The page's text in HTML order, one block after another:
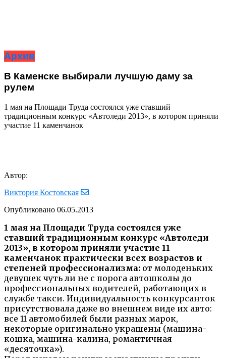
Архив
В Каменске выбирали лучшую даму за
рулем
1 мая на Площади Труда состоялся уже ставший
традиционным конкурс «Автоледи 2013», в котором приняли
участие 11 каменчанок
Автор:
Виктория Костовская
Опубликовано 06.05.2013
1 мая на Площади Труда состоялся уже
ставший традиционным конкурс «Автоледи
2013», в котором приняли участие 11
каменчанок практически всех возрастов и
степеней профессионализма: от молоденьких
девушек чуть ли не с порога автошколы до
профессиональных водителей, работающих в
службе такси. Индивидуальность конкурсанток
присутствовала даже во внешнем виде их авто:
все 11 автомобилей были разных марок,
некоторые оригинально украшены (машина-
кошка, машина-калина, романтичная
«десяточка»).